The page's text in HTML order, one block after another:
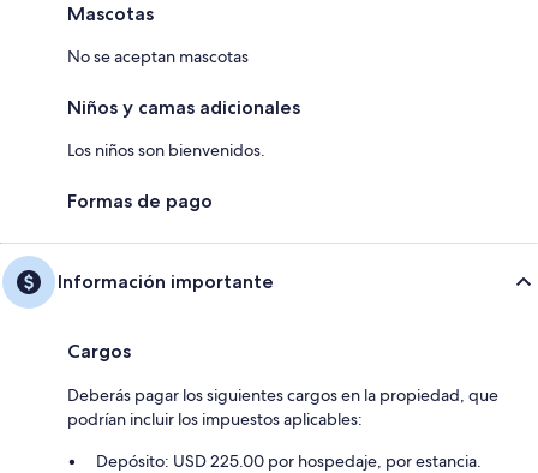
Mascotas
No se aceptan mascotas
Niños y camas adicionales
Los niños son bienvenidos.
Formas de pago
Información importante
Cargos
Deberás pagar los siguientes cargos en la propiedad, que
podrían incluir los impuestos aplicables:
Depósito: USD 225.00 por hospedaje, por estancia.